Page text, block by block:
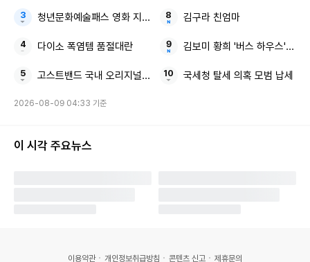
한다"라며 집 공개 후 야노 시호와 진짜 싸웠다고 고백했다. 추
수가 막 올라가고 있는데, 안된다고 빼라고 했다"라고 부연했
다. 추성훈은 "그대로 보여주면 된다는 게 제 마음인데, 여자
입장에서는 좀 다른가 봐요"라며 자기 잘못을 인정하기도.
그러나 이후 야노 시호가 먼저 추성훈의 유튜브 출연을 언급했
청년문화예술패스 영화 지원하는
다이소 폭염템 품절대란
고스트밴드 국내 오리지널 창작 애니메이션
김구라 친엄마
김보미 황희 '버스 하우스' 국힘
국세청 탈세 의혹 모범 납세
2026-08-09 04:33 기준
이 시각 주요뉴스
이용약관 개인정보취급방침 콘텐츠 신고 제휴문의